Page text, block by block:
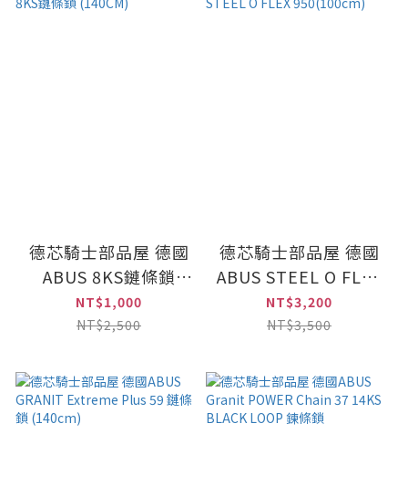
德芯騎士部品屋 德國
ABUS 8KS鏈條鎖
(140CM)
NT$1,000
NT$2,500
德芯騎士部品屋 德國
ABUS STEEL O FLEX
950(100cm)
NT$3,200
NT$3,500